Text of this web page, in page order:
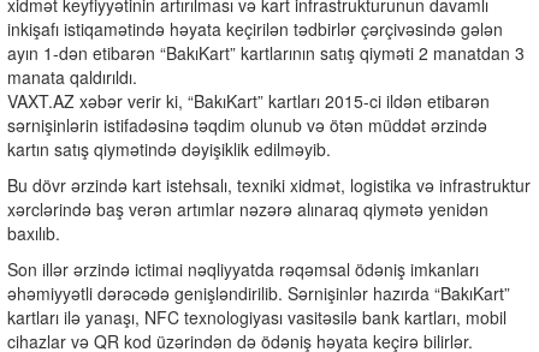
xidmət keyfiyyətinin artırılması və kart infrastrukturunun davamlı
inkişafı istiqamətində həyata keçirilən tədbirlər çərçivəsində gələn
ayın 1-dən etibarən “BakıKart” kartlarının satış qiyməti 2 manatdan 3
manata qaldırıldı.
VAXT.AZ xəbər verir ki, “BakıKart” kartları 2015-ci ildən etibarən
sərnişinlərin istifadəsinə təqdim olunub və ötən müddət ərzində
kartın satış qiymətində dəyişiklik edilməyib.
Bu dövr ərzində kart istehsalı, texniki xidmət, logistika və infrastruktur
xərclərində baş verən artımlar nəzərə alınaraq qiymətə yenidən
baxılıb.
Son illər ərzində ictimai nəqliyyatda rəqəmsal ödəniş imkanları
əhəmiyyətli dərəcədə genişləndirilib. Sərnişinlər hazırda “BakıKart”
kartları ilə yanaşı, NFC texnologiyası vasitəsilə bank kartları, mobil
cihazlar və QR kod üzərindən də ödəniş həyata keçirə bilirlər.